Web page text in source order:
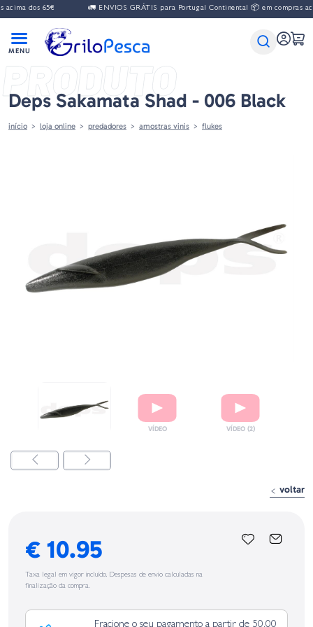
dos 65€ 🚛 ENVIOS GRÁTIS para Portugal Continental 📦 em compras
PRODUTO
Deps Sakamata Shad - 006 Black
início loja online predadores amostras vinis flukes
voltar
€ 10.95
Taxa legal em vigor incluído. Despesas de envio calculadas na
finalização da compra.
Fracione o seu pagamento a partir de 50,00